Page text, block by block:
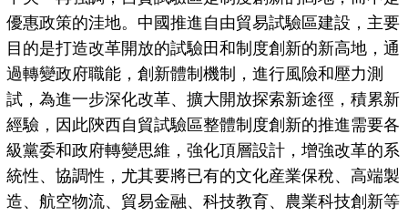
優惠政策的洼地。中國推進自由貿易試驗區建設，主要
目的是打造改革開放的試驗田和制度創新的新高地，通
過轉變政府職能，創新體制機制，進行風險和壓力測
試，為進一步深化改革、擴大開放探索新途徑，積累新
經驗，因此陝西自貿試驗區整體制度創新的推進需要各
級黨委和政府轉變思維，強化頂層設計，增強改革的系
統性、協調性，尤其要將已有的文化産業保稅、高端製
造、航空物流、貿易金融、科技教育、農業科技創新等